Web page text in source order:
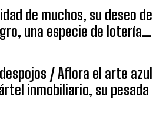
de muchos, su deseo de
una especie de lotería…
/ Aflora el arte azul
inmobiliario, su pesada